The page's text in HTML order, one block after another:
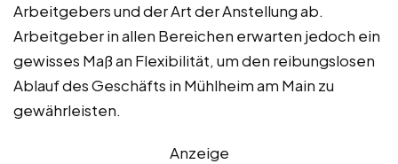
Arbeitgebers und der Art der Anstellung ab.
Arbeitgeber in allen Bereichen erwarten jedoch ein
gewisses Maß an Flexibilität, um den reibungslosen
Ablauf des Geschäfts in Mühlheim am Main zu
gewährleisten.
Anzeige